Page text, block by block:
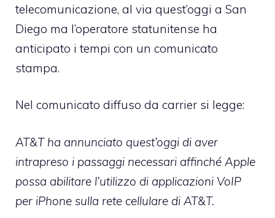
telecomunicazione, al via quest’oggi a San
Diego ma l’operatore statunitense ha
anticipato i tempi con un comunicato
stampa.
Nel comunicato diffuso da carrier si legge:
AT&T ha annunciato quest’oggi di aver
intrapreso i passaggi necessari affinché Apple
possa abilitare l’utilizzo di applicazioni VoIP
per iPhone sulla rete cellulare di AT&T.